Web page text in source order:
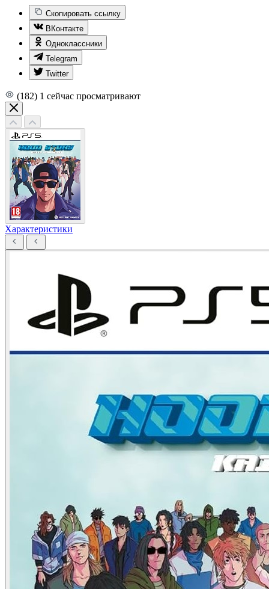
Скопировать ссылку
ВКонтакте
Одноклассники
Telegram
Twitter
(182) 1 сейчас просматривают
Характеристики